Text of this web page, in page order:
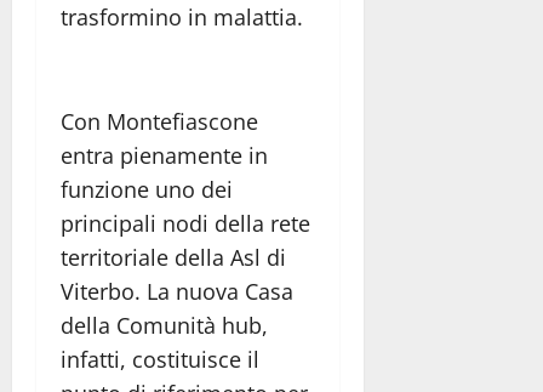
trasformino in malattia.
Con Montefiascone
entra pienamente in
funzione uno dei
principali nodi della rete
territoriale della Asl di
Viterbo. La nuova Casa
della Comunità hub,
infatti, costituisce il